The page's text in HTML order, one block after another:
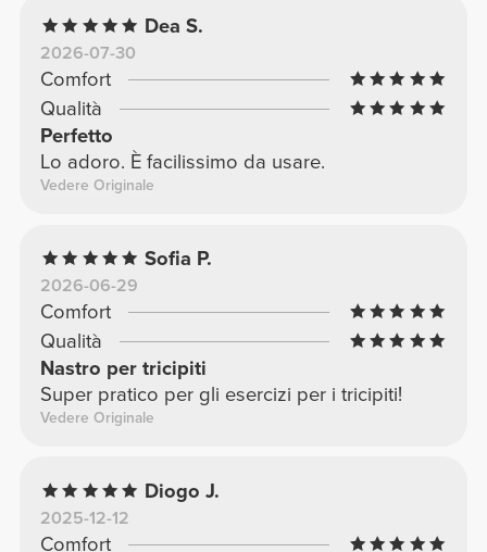
Dea S.
2026-07-30
Comfort
Qualità
Perfetto
Lo adoro. È facilissimo da usare.
Vedere Originale
Sofia P.
2026-06-29
Comfort
Qualità
Nastro per tricipiti
Super pratico per gli esercizi per i tricipiti!
Vedere Originale
Diogo J.
2025-12-12
Comfort